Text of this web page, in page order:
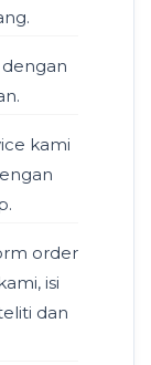
dengan
kami
order
isi
dan